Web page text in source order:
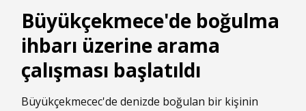
Büyükçekmece'de boğulma
ihbarı üzerine arama
çalışması başlatıldı
Büyükçekmecec'de denizde boğulan bir kişinin